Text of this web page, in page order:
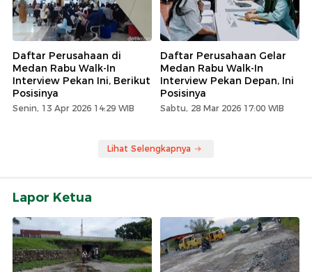
Daftar Perusahaan di
Medan Rabu Walk-In
Interview Pekan Ini, Berikut
Posisinya
Senin, 13 Apr 2026 14:29 WIB
Daftar Perusahaan Gelar
Medan Rabu Walk-In
Interview Pekan Depan, Ini
Posisinya
Sabtu, 28 Mar 2026 17:00 WIB
Lihat Selengkapnya
Lapor Ketua